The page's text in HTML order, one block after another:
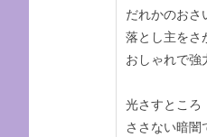
だれかのおさ
落とし主をさ
おしゃれで強
光さすところ
ささない暗闇